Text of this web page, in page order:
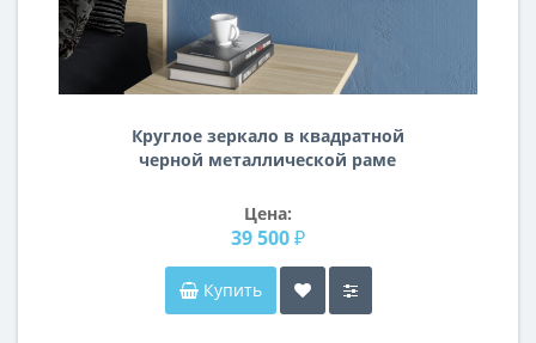
Круглое зеркало в квадратной
черной металлической раме
Цена:
39 500 ₽
Купить